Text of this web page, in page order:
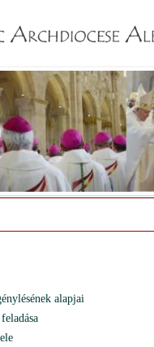
alapjai